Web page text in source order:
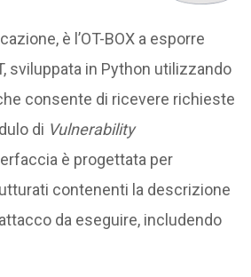
è l’OT-BOX a esporre
sviluppata in Python utilizzando
consente di ricevere richieste
di Vulnerability
è progettata per
contenenti la descrizione
da eseguire, includendo